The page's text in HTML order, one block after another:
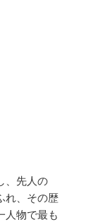
、先人の
れ、その歴
人物で最も